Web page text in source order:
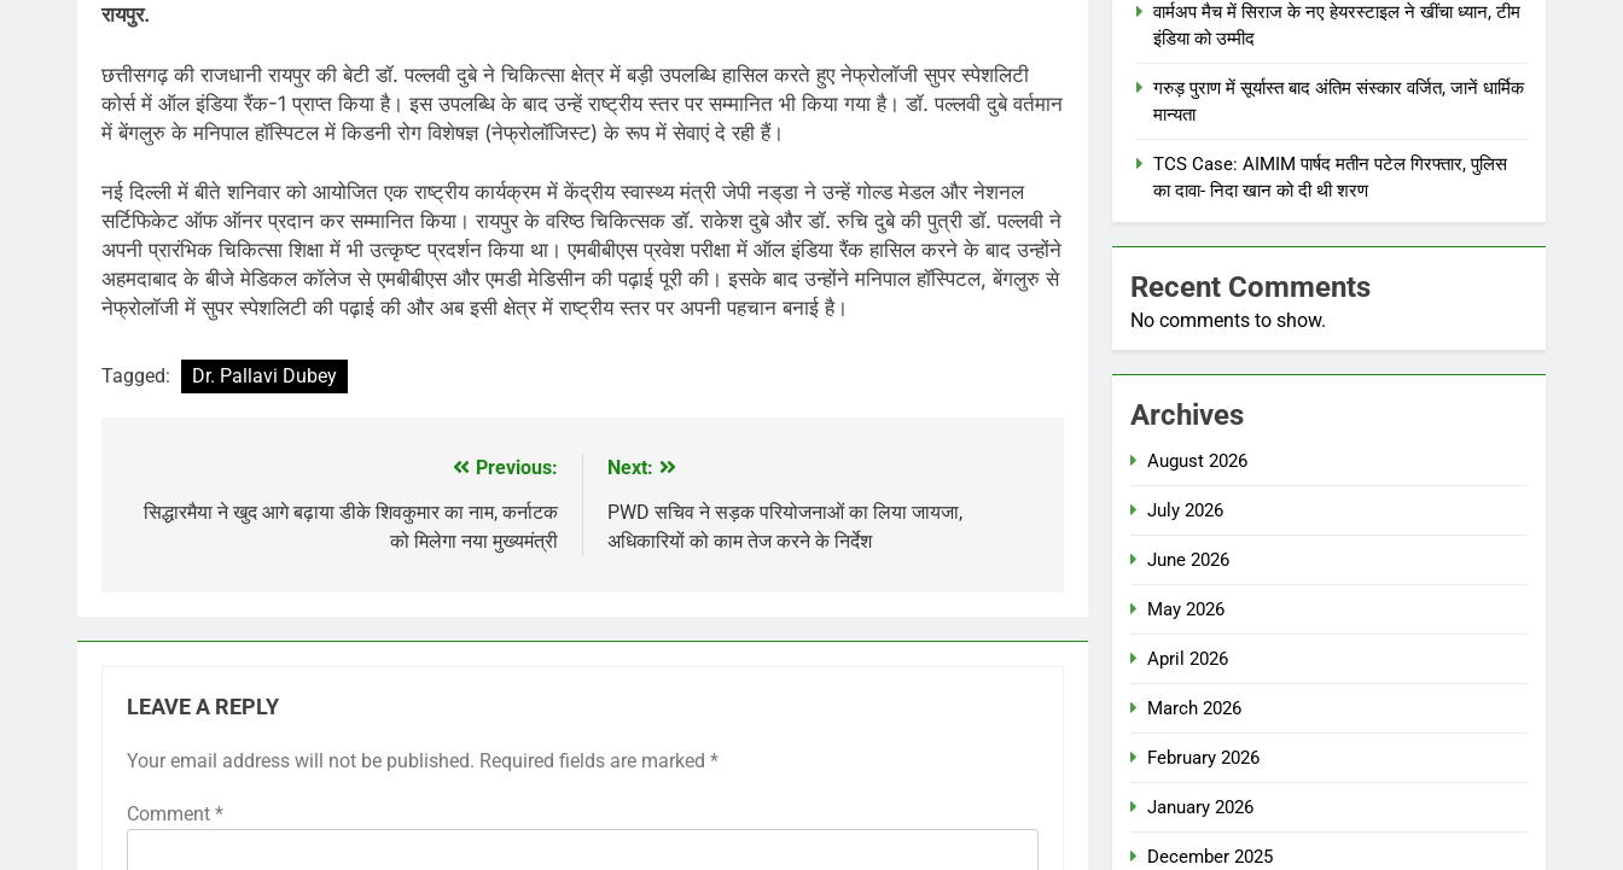
रायपुर.
छत्तीसगढ़ की राजधानी रायपुर की बेटी डॉ. पल्लवी दुबे ने चिकित्सा क्षेत्र में बड़ी उपलब्धि हासिल करते हुए नेफ्रोलॉजी सुपर स्पेशलिटी
कोर्स में ऑल इंडिया रैंक-1 प्राप्त किया है। इस उपलब्धि के बाद उन्हें राष्ट्रीय स्तर पर सम्मानित भी किया गया है। डॉ. पल्लवी दुबे वर्तमान
में बेंगलुरु के मनिपाल हॉस्पिटल में किडनी रोग विशेषज्ञ (नेफ्रोलॉजिस्ट) के रूप में सेवाएं दे रही हैं।
नई दिल्ली में बीते शनिवार को आयोजित एक राष्ट्रीय कार्यक्रम में केंद्रीय स्वास्थ्य मंत्री जेपी नड्‌डा ने उन्हें गोल्ड मेडल और नेशनल
सर्टिफिकेट ऑफ ऑनर प्रदान कर सम्मानित किया। रायपुर के वरिष्ठ चिकित्सक डॉ. राकेश दुबे और डॉ. रुचि दुबे की पुत्री डॉ. पल्लवी ने
अपनी प्रारंभिक चिकित्सा शिक्षा में भी उत्कृष्ट प्रदर्शन किया था। एमबीबीएस प्रवेश परीक्षा में ऑल इंडिया रैंक हासिल करने के बाद उन्होंने
अहमदाबाद के बीजे मेडिकल कॉलेज से एमबीबीएस और एमडी मेडिसीन की पढ़ाई पूरी की। इसके बाद उन्होंने मनिपाल हॉस्पिटल, बेंगलुरु से
नेफ्रोलॉजी में सुपर स्पेशलिटी की पढ़ाई की और अब इसी क्षेत्र में राष्ट्रीय स्तर पर अपनी पहचान बनाई है।
Tagged: Dr. Pallavi Dubey
navigation
Previous:
सिद्धारमैया ने खुद आगे बढ़ाया डीके शिवकुमार का नाम, कर्नाटक
को मिलेगा नया मुख्यमंत्री
Next:
PWD सचिव ने सड़क परियोजनाओं का लिया जायजा,
अधिकारियों को काम तेज करने के निर्देश
LEAVE A REPLY
Your email address will not be published. Required fields are marked *
Comment *
वार्मअप मैच में सिराज के नए हेयरस्टाइल ने खींचा ध्यान, टीम
इंडिया को उम्मीद
गरुड़ पुराण में सूर्यास्त बाद अंतिम संस्कार वर्जित, जानें धार्मिक
मान्यता
TCS Case: AIMIM पार्षद मतीन पटेल गिरफ्तार, पुलिस
का दावा- निदा खान को दी थी शरण
Recent Comments
No comments to show.
Archives
August 2026
July 2026
June 2026
May 2026
April 2026
March 2026
February 2026
January 2026
December 2025